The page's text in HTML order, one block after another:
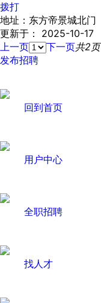
拨打
地址：东方帝景城北门
更新于： 2025-10-17
上一页
下一页共2页
发布招聘
回到首页
用户中心
全职招聘
找人才